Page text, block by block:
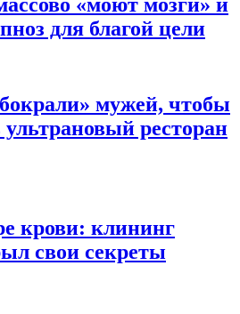
«моют мозги» и
для благой цели
мужей, чтобы
ультрановый ресторан
крови: клининг
свои секреты